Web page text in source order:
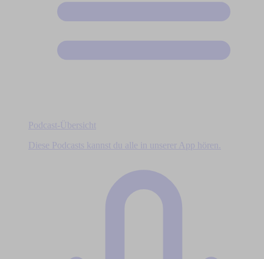
Podcast-Übersicht
Diese Podcasts kannst du alle in unserer App hören.